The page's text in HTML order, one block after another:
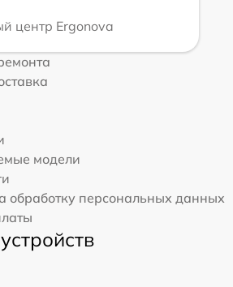
центр Ergonova
модели
обработку персональных данных